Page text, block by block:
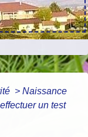
> Naissance
un test